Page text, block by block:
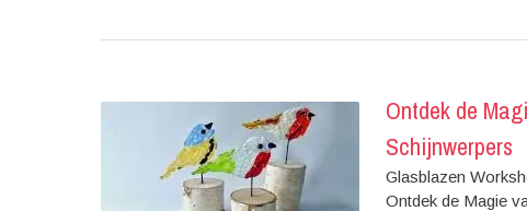
Ontdek de
Schijnwerpers
Glasblazen
Ontdek de Magie